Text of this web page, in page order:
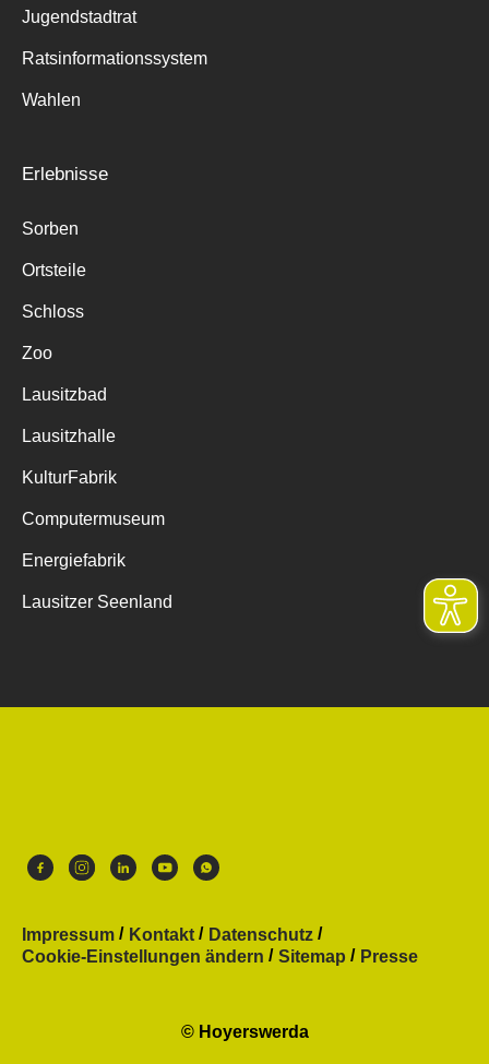
Jugendstadtrat
Ratsinformationssystem
Wahlen
Erlebnisse
Sorben
Ortsteile
Schloss
Zoo
Lausitzbad
Lausitzhalle
KulturFabrik
Computermuseum
Energiefabrik
Lausitzer Seenland
Impressum Kontakt
Datenschutz
Cookie-Einstellungen ändern
Sitemap Presse
© Hoyerswerda